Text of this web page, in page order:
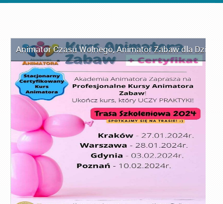
Animator Czasu Wolnego,Animator Zabaw dla Dzieci